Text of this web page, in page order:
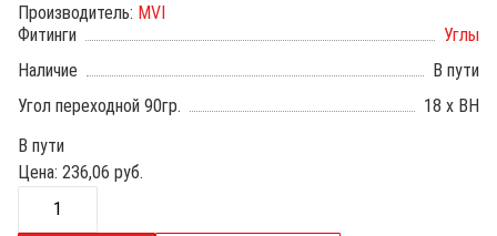
Производитель: MVI
Фитинги
Углы
Наличие
В пути
Угол переходной 90гр.
18 х ВН
В пути
Цена: 236,06 руб.